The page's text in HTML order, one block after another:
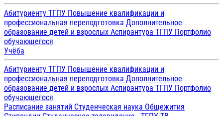
Абитуриенту ТГПУ Повышение квалификации и
профессиональная переподготовка Дополнительное
образование детей и взрослых Аспирантура ТГПУ Портфолио
обучающегося
Учёба
Абитуриенту ТГПУ Повышение квалификации и
профессиональная переподготовка Дополнительное
образование детей и взрослых Аспирантура ТГПУ Портфолио
обучающегося
Расписание занятий Студенческая наука Общежития